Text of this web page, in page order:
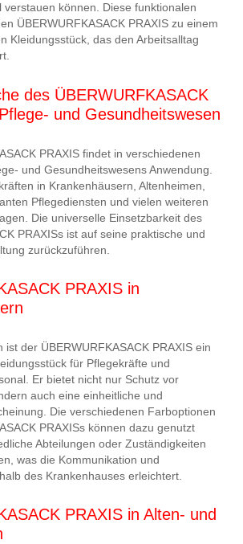
verstauen können. Diese funktionalen
ÜBERWURFKASACK PRAXIS zu einem
Kleidungsstück, das den Arbeitsalltag
des ÜBERWURFKASACK
und Gesundheitswesen
PRAXIS findet in verschiedenen
und Gesundheitswesens Anwendung.
in Krankenhäusern, Altenheimen,
Pflegediensten und vielen weiteren
Die universelle Einsetzbarkeit des
PRAXISs ist auf seine praktische und
zurückzuführen.
PRAXIS in
ist der ÜBERWURFKASACK PRAXIS ein
für Pflegekräfte und
Er bietet nicht nur Schutz vor
auch eine einheitliche und
Die verschiedenen Farboptionen
PRAXISs können dazu genutzt
Abteilungen oder Zuständigkeiten
was die Kommunikation und
des Krankenhauses erleichtert.
PRAXIS in Alten- und